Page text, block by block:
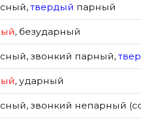
,твердый парный
, безударный
, звонкий парный,
, ударный
, звонкий непарный